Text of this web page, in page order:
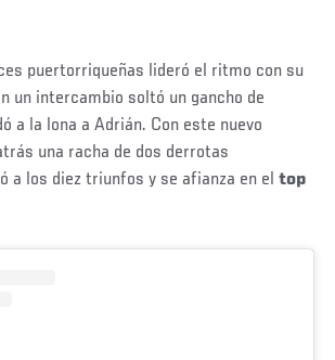
puertorriqueñas lideró el ritmo con su
un intercambio soltó un gancho de
a la lona a Adrián. Con este nuevo
una racha de dos derrotas
a los diez triunfos y se afianza en eltop